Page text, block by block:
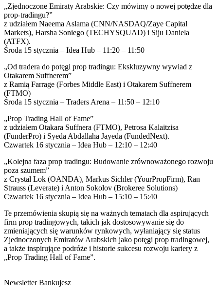
„Zjednoczone Emiraty Arabskie: Czy mówimy o nowej potędze dla
prop-tradingu?”
z udziałem Naeema Aslama (CNN/NASDAQ/Zaye Capital
Markets), Harsha Soniego (TECHYSQUAD) i Siju Daniela
(ATFX).
Środa 15 stycznia – Idea Hub – 11:20 – 11:50
„Od tradera do potęgi prop tradingu: Ekskluzywny wywiad z
Otakarem Suffnerem”
z Ramią Farrage (Forbes Middle East) i Otakarem Suffnerem
(FTMO)
Środa 15 stycznia – Traders Arena – 11:50 – 12:10
„Prop Trading Hall of Fame”
z udziałem Otakara Suffnera (FTMO), Petrosa Kalaitzisa
(FunderPro) i Syeda Abdallaha Jayeda (FundedNext).
Czwartek 16 stycznia – Idea Hub – 12:10 – 12:40
„Kolejna faza prop tradingu: Budowanie zrównoważonego rozwoju
poza szumem”
z Crystal Lok (OANDA), Markus Sichler (YourPropFirm), Ran
Strauss (Leverate) i Anton Sokolov (Brokeree Solutions)
Czwartek 16 stycznia – Idea Hub – 15:10 – 15:40
Te przemówienia skupią się na ważnych tematach dla aspirujących
firm prop tradingowych, takich jak dostosowywanie się do
zmieniających się warunków rynkowych, wyłaniający się status
Zjednoczonych Emiratów Arabskich jako potęgi prop tradingowej,
a także inspirujące podróże i historie sukcesu rozwoju kariery z
„Prop Trading Hall of Fame”.
Newsletter Bankujesz